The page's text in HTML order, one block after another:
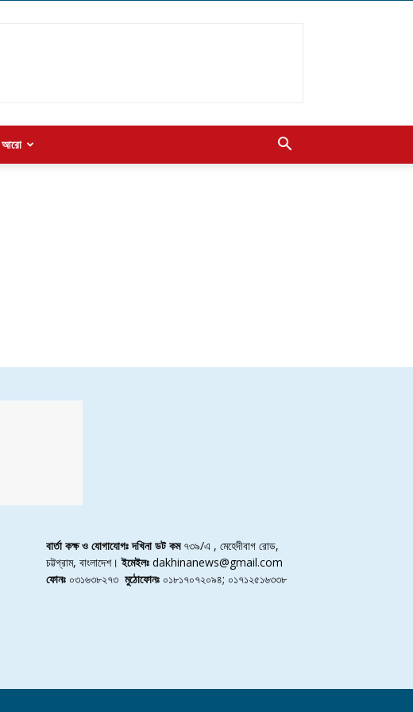
আরো
বার্তা কক্ষ ও যোগাযোগঃ দখিনা ডট কম৭৩৯/এ , মেহেদীবাগ রোড,
চট্টগ্রাম, বাংলাদেশ।ইমেইলঃ dakhinanews@gmail.com
ফোনঃ ০৩১৬৩৮২৭৩ মুঠোফোনঃ ০১৮১৭০৭২০৯৪; ০১৭১২৫১৬৩৩৮